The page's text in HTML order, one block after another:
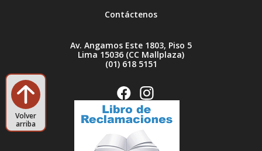
Volver
arriba
Contáctenos
Av. Angamos Este 1803, Piso 5
Lima 15036 (CC Mallplaza)
(01) 618 5151